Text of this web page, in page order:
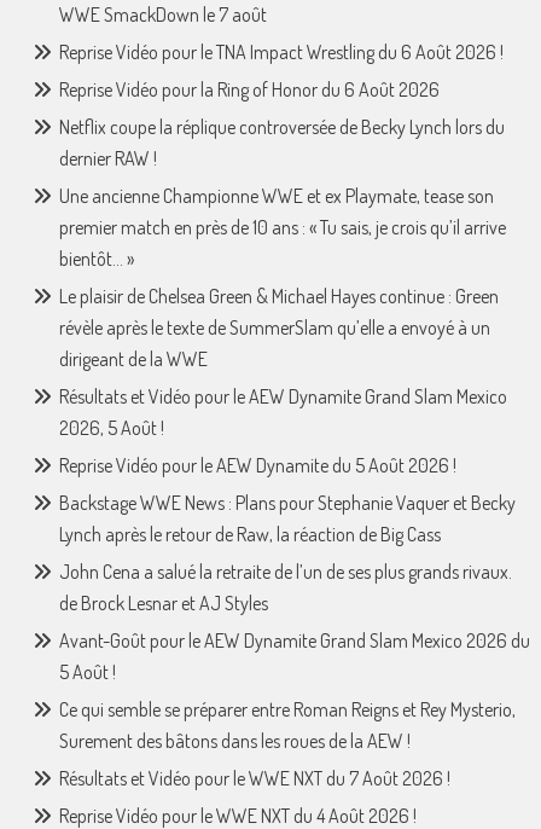
WWE SmackDown le 7 août
Reprise Vidéo pour le TNA Impact Wrestling du 6 Août 2026 !
Reprise Vidéo pour la Ring of Honor du 6 Août 2026
Netflix coupe la réplique controversée de Becky Lynch lors du
dernier RAW !
Une ancienne Championne WWE et ex Playmate, tease son
premier match en près de 10 ans : « Tu sais, je crois qu’il arrive
bientôt… »
Le plaisir de Chelsea Green & Michael Hayes continue : Green
révèle après le texte de SummerSlam qu’elle a envoyé à un
dirigeant de la WWE
Résultats et Vidéo pour le AEW Dynamite Grand Slam Mexico
2026, 5 Août !
Reprise Vidéo pour le AEW Dynamite du 5 Août 2026 !
Backstage WWE News : Plans pour Stephanie Vaquer et Becky
Lynch après le retour de Raw, la réaction de Big Cass
John Cena a salué la retraite de l’un de ses plus grands rivaux.
de Brock Lesnar et AJ Styles
Avant-Goût pour le AEW Dynamite Grand Slam Mexico 2026 du
5 Août !
Ce qui semble se préparer entre Roman Reigns et Rey Mysterio,
Surement des bâtons dans les roues de la AEW !
Résultats et Vidéo pour le WWE NXT du 7 Août 2026 !
Reprise Vidéo pour le WWE NXT du 4 Août 2026 !